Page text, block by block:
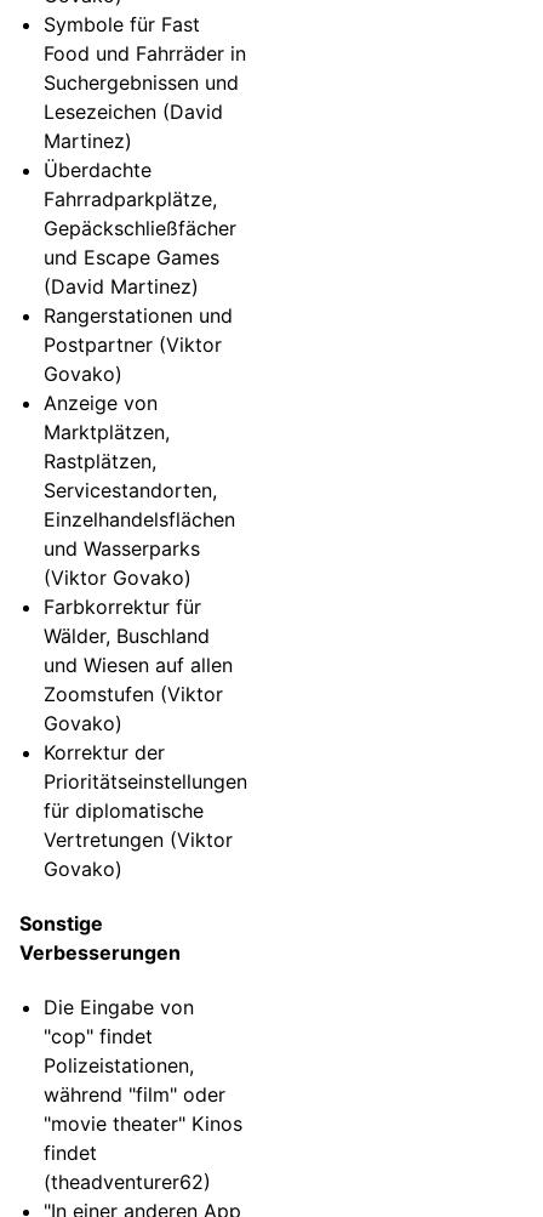
Symbole für Fast
Food und Fahrräder in
Suchergebnissen und
Lesezeichen (David
Martinez)
Überdachte
Fahrradparkplätze,
Gepäckschließfächer
und Escape Games
(David Martinez)
Rangerstationen und
Postpartner (Viktor
Govako)
Anzeige von
Marktplätzen,
Rastplätzen,
Servicestandorten,
Einzelhandelsflächen
und Wasserparks
(Viktor Govako)
Farbkorrektur für
Wälder, Buschland
und Wiesen auf allen
Zoomstufen (Viktor
Govako)
Korrektur der
Prioritätseinstellungen
für diplomatische
Vertretungen (Viktor
Govako)
Sonstige
Verbesserungen
Die Eingabe von
"cop" findet
Polizeistationen,
während "film" oder
"movie theater" Kinos
findet
(theadventurer62)
"In einer anderen App